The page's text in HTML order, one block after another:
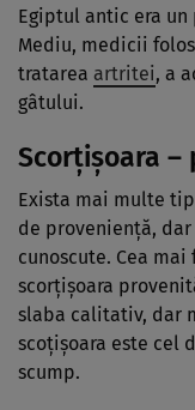
Egiptul antic era un
Mediu, medicii
tratarea artritei, a
gâtului.
Scorţişoara
Exista mai multe
de provenienţă,
cunoscute. Cea
scorţişoara
slaba calitativ, dar
scoţişoara este cel
scump.